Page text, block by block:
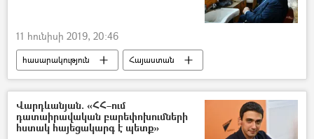
11 հունիսի 2019, 20:46
հասարակություն
Հայաստան
Արմեն Սարգսյան
Գյումրի
Վարդևանյան. «ՀՀ–ում
դատաիրավական բարեփոխումների
հստակ հայեցակարգ է պետք»